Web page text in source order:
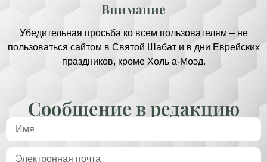
Внимание
Убедительная просьба ко всем пользователям – не
пользоваться сайтом в Святой Шабат и в дни Еврейских
праздников, кроме Холь а-Моэд.
Сообщение в редакцию